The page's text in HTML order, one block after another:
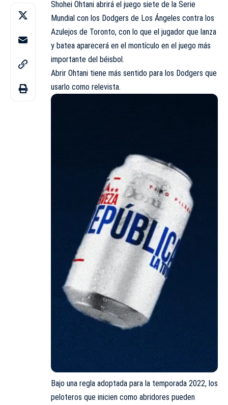
Shohei Ohtani abrirá el juego siete de la Serie
Mundial con los Dodgers de Los Ángeles contra los
Azulejos de Toronto, con lo que el jugador que lanza
y batea aparecerá en el montículo en el juego más
importante del béisbol.
Abrir Ohtani tiene más sentido para los Dodgers que
usarlo como relevista.
Bajo una regla adoptada para la temporada 2022, los
peloteros que inicien como abridores pueden